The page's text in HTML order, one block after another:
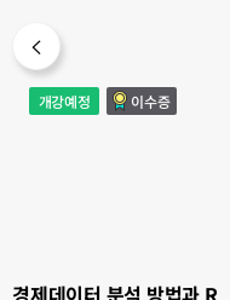
경
제
데
개강예정 이수증
경제데이터 분석 방법과 R